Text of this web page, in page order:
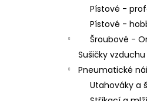
Pístové -
Pístové -
Šroubové -
Sušičky vzduchu
Pneumatické
Utahováky a
KOMPRESOR SKS
49 990 Kč